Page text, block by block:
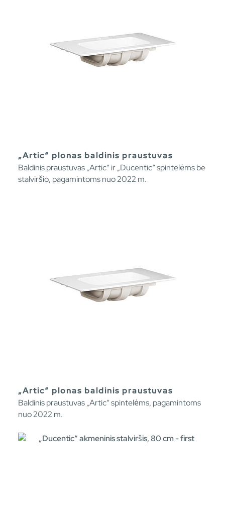
„Artic“ plonas baldinis praustuvas
Baldinis praustuvas „Artic“ ir „Ducentic“ spintelėms be
stalviršio, pagamintoms nuo 2022 m.
„Artic“ plonas baldinis praustuvas
Baldinis praustuvas „Artic“ spintelėms, pagamintoms
nuo 2022 m.